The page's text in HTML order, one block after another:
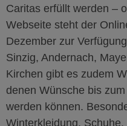
Caritas erfüllt werden –
Webseite steht der
Dezember zur
Sinzig, Andernach,
Kirchen gibt es zudem
denen Wünsche bis
werden können.
Winterkleidung,